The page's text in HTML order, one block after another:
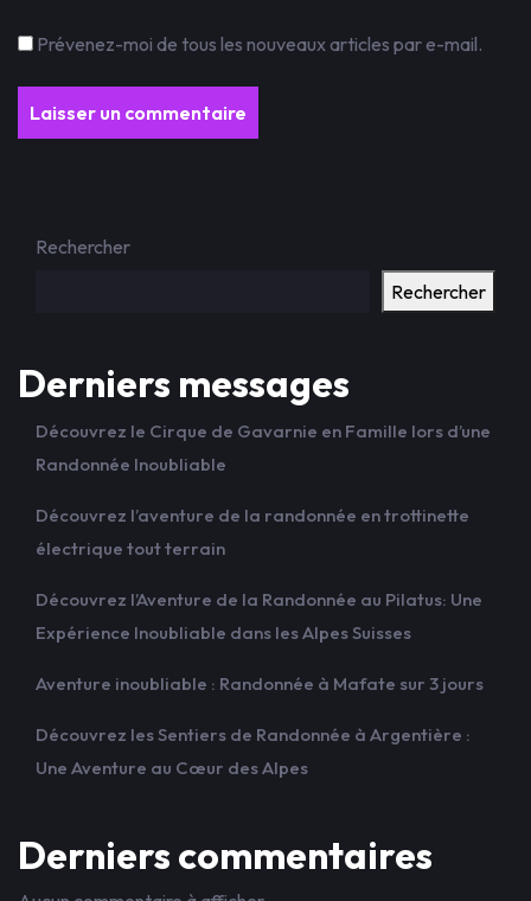
Prévenez-moi de tous les nouveaux articles par e-mail.
Rechercher
Rechercher
Derniers messages
Découvrez le Cirque de Gavarnie en Famille lors d’une
Randonnée Inoubliable
Découvrez l’aventure de la randonnée en trottinette
électrique tout terrain
Découvrez l’Aventure de la Randonnée au Pilatus: Une
Expérience Inoubliable dans les Alpes Suisses
Aventure inoubliable : Randonnée à Mafate sur 3 jours
Découvrez les Sentiers de Randonnée à Argentière :
Une Aventure au Cœur des Alpes
Derniers commentaires